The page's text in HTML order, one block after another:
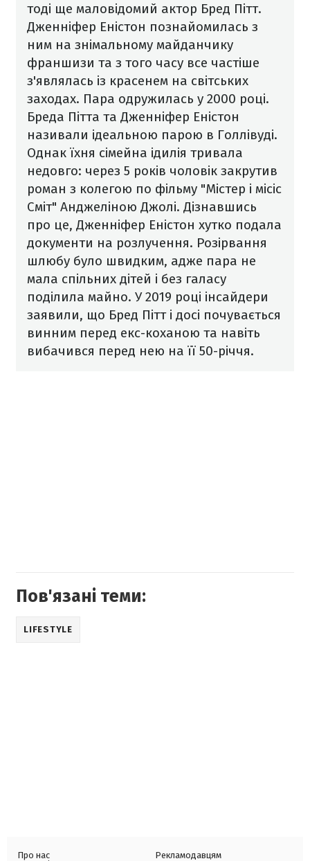
тоді ще маловідомий актор Бред Пітт.
Дженніфер Еністон познайомилась з
ним на знімальному майданчику
франшизи та з того часу все частіше
з'являлась із красенем на світських
заходах. Пара одружилась у 2000 році.
Бреда Пітта та Дженніфер Еністон
називали ідеальною парою в Голлівуді.
Однак їхня сімейна ідилія тривала
недовго: через 5 років чоловік закрутив
роман з колегою по фільму "Містер і місіс
Сміт" Анджеліною Джолі. Дізнавшись
про це, Дженніфер Еністон хутко подала
документи на розлучення. Розірвання
шлюбу було швидким, адже пара не
мала спільних дітей і без галасу
поділила майно. У 2019 році інсайдери
заявили, що Бред Пітт і досі почувається
винним перед екс-коханою та навіть
вибачився перед нею на її 50-річчя.
Пов'язані теми:
LIFESTYLE
Про нас
Рекламодавцям